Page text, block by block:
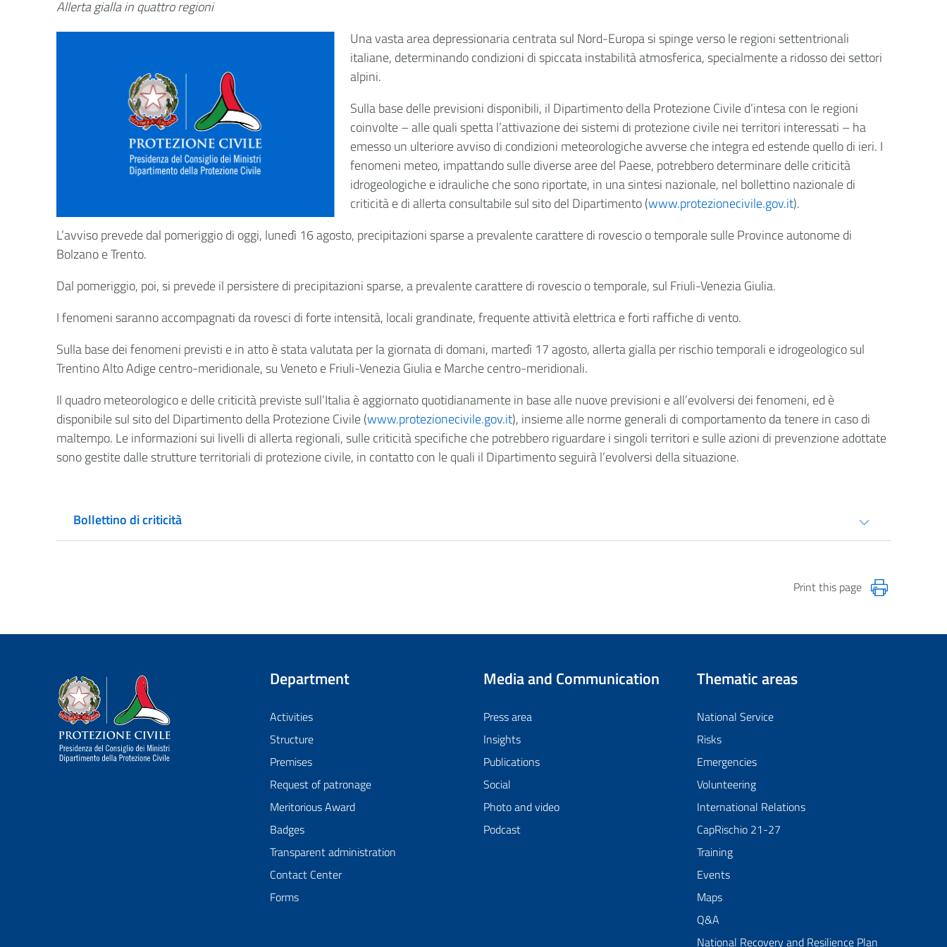
Allerta gialla in quattro regioni
Una vasta area depressionaria centrata sul Nord-Europa si spinge verso le regioni settentrionali
italiane, determinando condizioni di spiccata instabilità atmosferica, specialmente a ridosso dei settori
alpini.
Sulla base delle previsioni disponibili, il Dipartimento della Protezione Civile d’intesa con le regioni
coinvolte – alle quali spetta l’attivazione dei sistemi di protezione civile nei territori interessati – ha
emesso un ulteriore avviso di condizioni meteorologiche avverse che integra ed estende quello di ieri. I
fenomeni meteo, impattando sulle diverse aree del Paese, potrebbero determinare delle criticità
idrogeologiche e idrauliche che sono riportate, in una sintesi nazionale, nel bollettino nazionale di
criticità e di allerta consultabile sul sito del Dipartimento (www.protezionecivile.gov.it).
L’avviso prevede dal pomeriggio di oggi, lunedì 16 agosto, precipitazioni sparse a prevalente carattere di rovescio o temporale sulle Province autonome di
Bolzano e Trento.
Dal pomeriggio, poi, si prevede il persistere di precipitazioni sparse, a prevalente carattere di rovescio o temporale, sul Friuli-Venezia Giulia.
I fenomeni saranno accompagnati da rovesci di forte intensità, locali grandinate, frequente attività elettrica e forti raffiche di vento.
Sulla base dei fenomeni previsti e in atto è stata valutata per la giornata di domani, martedì 17 agosto, allerta gialla per rischio temporali e idrogeologico sul
Trentino Alto Adige centro-meridionale, su Veneto e Friuli-Venezia Giulia e Marche centro-meridionali.
Il quadro meteorologico e delle criticità previste sull’Italia è aggiornato quotidianamente in base alle nuove previsioni e all’evolversi dei fenomeni, ed è
disponibile sul sito del Dipartimento della Protezione Civile (www.protezionecivile.gov.it), insieme alle norme generali di comportamento da tenere in caso di
maltempo. Le informazioni sui livelli di allerta regionali, sulle criticità specifiche che potrebbero riguardare i singoli territori e sulle azioni di prevenzione adottate
sono gestite dalle strutture territoriali di protezione civile, in contatto con le quali il Dipartimento seguirà l’evolversi della situazione.
Bollettino di criticità
Print this page
Dipartimento della Protezione Civile
Department
Activities
Structure
Premises
Request of patronage
Meritorious Award
Badges
Transparent administration
Contact Center
Forms
Media and Communication
Press area
Insights
Publications
Social
Photo and video
Podcast
Thematic areas
National Service
Risks
Emergencies
Volunteering
International Relations
CapRischio 21-27
Training
Events
Maps
Q&A
National Recovery and Resilience Plan